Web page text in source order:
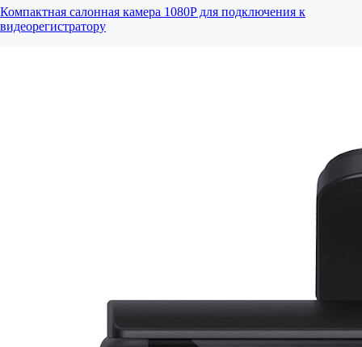
Компактная салонная камера 1080P для подключения к
видеорегистратору